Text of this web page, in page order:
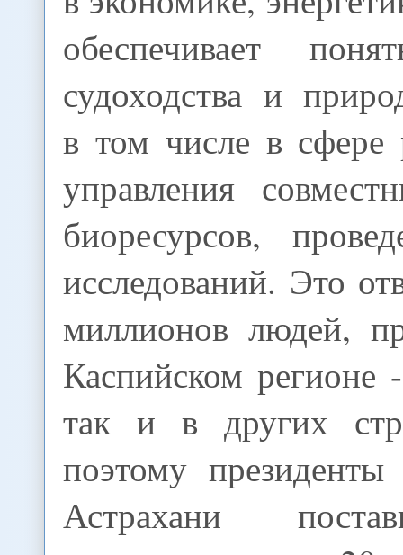
обеспечивает
судоходства и
в том числе в сфере
управления
биоресурсов,
исследований. Это
миллионов людей,
Каспийском регионе
так и в других
поэтому
Астрахани